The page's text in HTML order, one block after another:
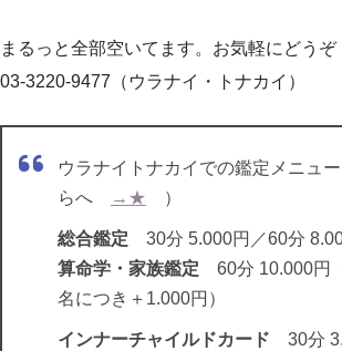
まるっと全部空いてます。お気軽にどうぞ
03-3220-9477（ウラナイ・トナカイ）
ウラナイトナカイでの鑑定メニュ
らへ
→★ ）
総合鑑定 30分 5.000円／60分
算命学・家族鑑定 60分 10.000
名につき＋1.000円）
インナーチャイルドカード 30分